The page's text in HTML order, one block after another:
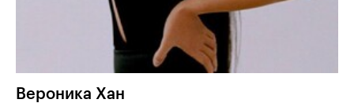
Вероника Хан